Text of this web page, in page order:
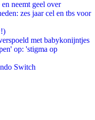
neemt geel over
zes jaar cel en tbs voor
met babykonijntjes
op: 'stigma op
Switch